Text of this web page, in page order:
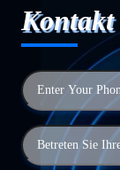
Kontakt